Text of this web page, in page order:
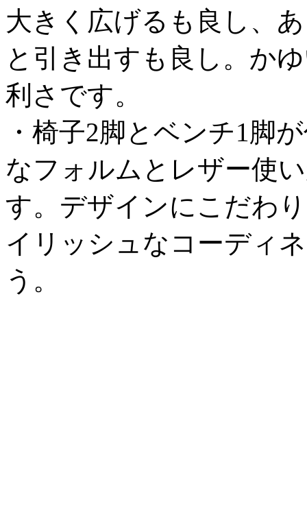
大きく広げるも良し、
と引き出すも良し。か
利さです。
・椅子2脚とベンチ1脚
なフォルムとレザー使
す。デザインにこだわ
イリッシュなコーディ
う。